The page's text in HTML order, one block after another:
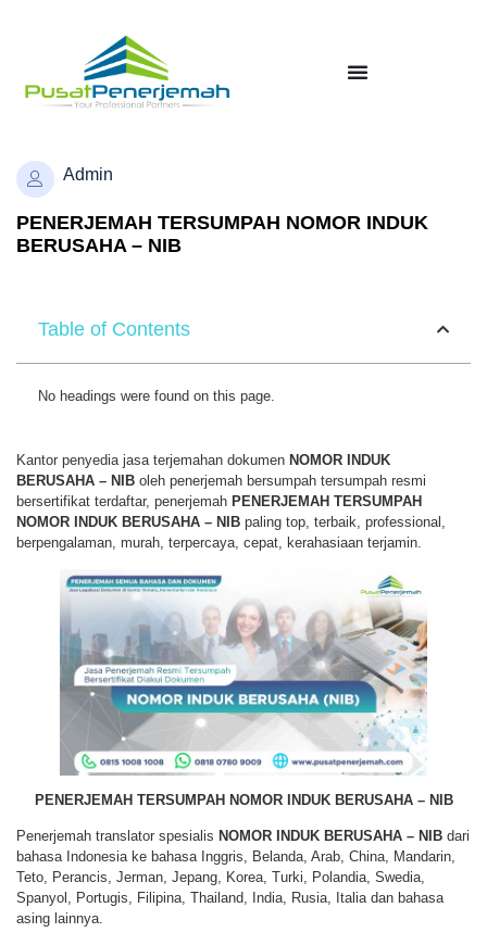
Admin
PENERJEMAH TERSUMPAH NOMOR INDUK
BERUSAHA – NIB
Table of Contents
No headings were found on this page.
Kantor penyedia jasa terjemahan dokumen NOMOR INDUK
BERUSAHA – NIB oleh penerjemah bersumpah tersumpah resmi
bersertifikat terdaftar, penerjemah PENERJEMAH TERSUMPAH
NOMOR INDUK BERUSAHA – NIB paling top, terbaik, professional,
berpengalaman, murah, terpercaya, cepat, kerahasiaan terjamin.
PENERJEMAH TERSUMPAH NOMOR INDUK BERUSAHA – NIB
Penerjemah translator spesialis NOMOR INDUK BERUSAHA – NIB dari
bahasa Indonesia ke bahasa Inggris, Belanda, Arab, China, Mandarin,
Teto, Perancis, Jerman, Jepang, Korea, Turki, Polandia, Swedia,
Spanyol, Portugis, Filipina, Thailand, India, Rusia, Italia dan bahasa
asing lainnya.